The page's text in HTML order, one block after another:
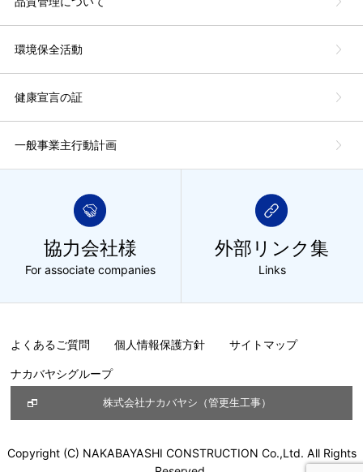
環境保全活動
健康宣言の証
一般事業主行動計画
協力会社様
For associate companies
外部リンク集
Links
よくあるご質問 個人情報保護方針 サイトマップ
ナカバヤシグループ
株式会社ナカバヤシ（管更生工事）
Copyright (C) NAKABAYASHI CONSTRUCTION Co.,Ltd. All Rights